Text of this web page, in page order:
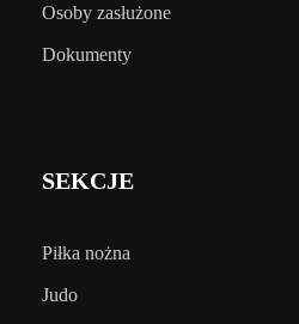
Osoby zasłużone
Dokumenty
SEKCJE
Piłka nożna
Judo